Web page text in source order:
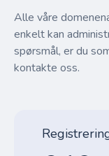
Alle våre
enkelt kan
spørsmål, er du
kontakte oss.